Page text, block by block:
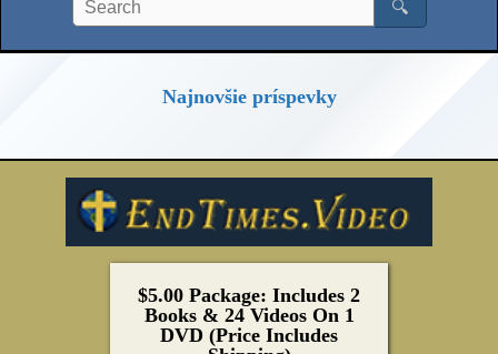
🔍
Najnovšie príspevky
$5.00 Package: Includes 2
Books & 24 Videos On 1
DVD (Price Includes